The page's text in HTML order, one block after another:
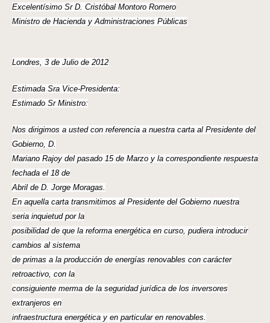
Excelentísimo Sr D. Cristóbal Montoro Romero
Ministro de Hacienda y Administraciones Públicas
Londres, 3 de Julio de 2012
Estimada Sra Vice-Presidenta:
Estimado Sr Ministro:
Nos dirigimos a usted con referencia a nuestra carta al Presidente del
Gobierno, D.
Mariano Rajoy del pasado 15 de Marzo y la correspondiente respuesta
fechada el 18 de
Abril de D. Jorge Moragas.
En aquella carta transmitimos al Presidente del Gobierno nuestra
seria inquietud por la
posibilidad de que la reforma energética en curso, pudiera introducir
cambios al sistema
de primas a la producción de energías renovables con carácter
retroactivo, con la
consiguiente merma de la seguridad jurídica de los inversores
extranjeros en
infraestructura energética y en particular en renovables.